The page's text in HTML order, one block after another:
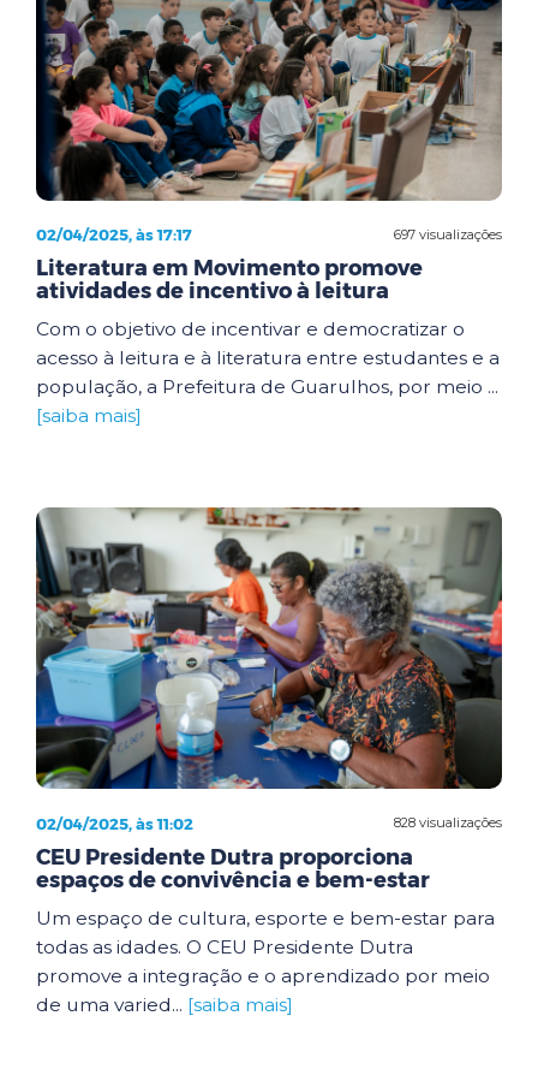
697 visualizações
02/04/2025, às 17:17
Literatura em Movimento promove
atividades de incentivo à leitura
Com o objetivo de incentivar e democratizar o
acesso à leitura e à literatura entre estudantes e a
população, a Prefeitura de Guarulhos, por meio ...
[saiba mais]
828 visualizações
02/04/2025, às 11:02
CEU Presidente Dutra proporciona
espaços de convivência e bem-estar
Um espaço de cultura, esporte e bem-estar para
todas as idades. O CEU Presidente Dutra
promove a integração e o aprendizado por meio
de uma varied... [saiba mais]